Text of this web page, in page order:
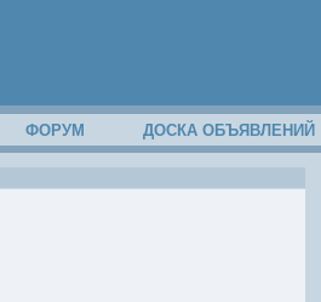
ФОРУМ ДОСКА ОБЪЯВЛЕНИЙ